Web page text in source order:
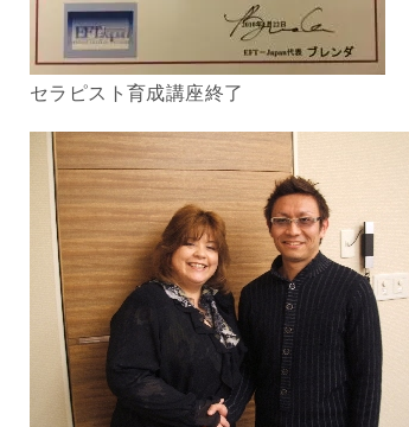
セラピスト育成講座終了